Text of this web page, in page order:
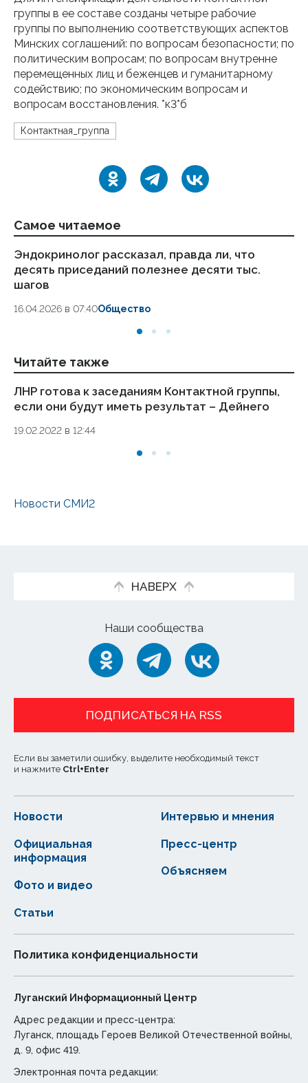
группы в ее составе созданы четыре рабочие
группы по выполнению соответствующих аспектов
Минских соглашений: по вопросам безопасности; по
политическим вопросам; по вопросам внутренне
перемещенных лиц и беженцев и гуманитарному
содействию; по экономическим вопросам и
вопросам восстановления. *к3*б
Контактная_группа
Самое читаемое
Эндокринолог рассказал, правда ли, что
десять приседаний полезнее десяти тыс.
шагов
16.04.2026 в 07:40Общество
Читайте также
ЛНР готова к заседаниям Контактной группы,
если они будут иметь результат – Дейнего
19.02.2022 в 12:44
Новости СМИ2
НАВЕРХ
Наши сообщества
ПОДПИСАТЬСЯ НА RSS
Если вы заметили ошибку, выделите необходимый текст
и нажмите Ctrl+Enter
Новости
Статьи
Официальная
информация
Интервью и мнения
Фото и видео
Пресс-центр
Объясняем
Политика конфиденциальности
Луганский Информационный Центр
Адрес редакции и пресс-центра:
Луганск, площадь Героев Великой Отечественной войны,
д. 9, офис 419.
Электронная почта редакции: